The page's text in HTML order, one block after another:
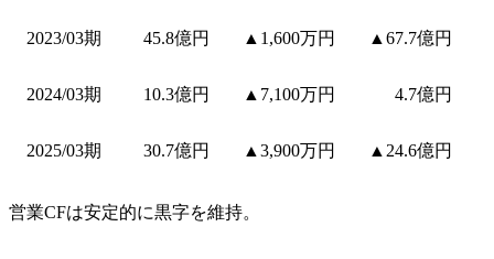
2023/03期 45.8億円 ▲1,600万円 ▲67.7億円
2024/03期 10.3億円 ▲7,100万円 4.7億円
2025/03期 30.7億円 ▲3,900万円 ▲24.6億円
営業CFは安定的に黒字を維持。